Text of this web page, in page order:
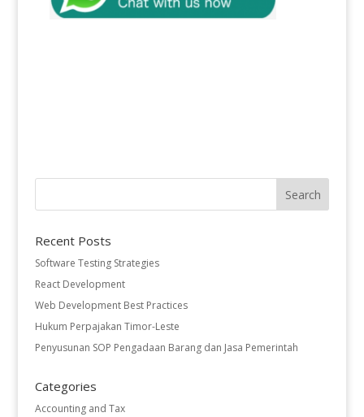
Recent Posts
Software Testing Strategies
React Development
Web Development Best Practices
Hukum Perpajakan Timor-Leste
Penyusunan SOP Pengadaan Barang dan Jasa Pemerintah
Categories
Accounting and Tax